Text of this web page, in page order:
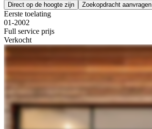
Direct op de hoogte zijn Zoekopdracht aanvragen
Eerste toelating
01-2002
Full service prijs
Verkocht